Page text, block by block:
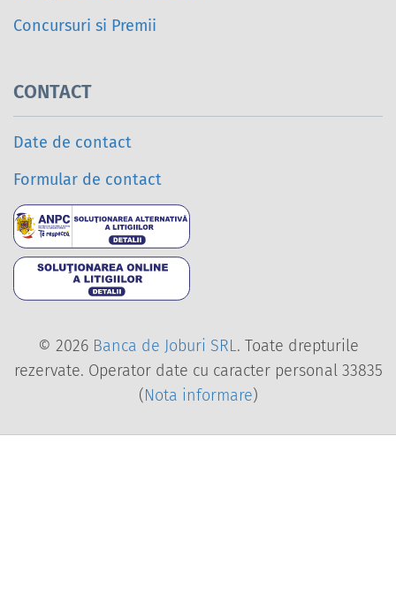
Concursuri si Premii
CONTACT
Date de contact
Formular de contact
© 2026 Banca de Joburi SRL. Toate drepturile
rezervate. Operator date cu caracter personal 33835
(Nota informare)